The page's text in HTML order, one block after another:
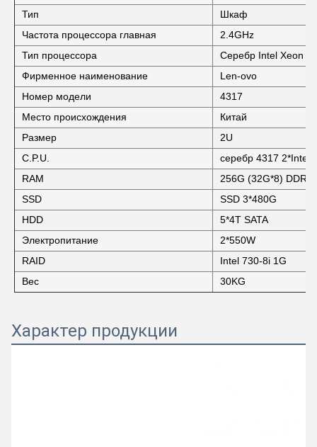
Тип
Шкаф
Частота процессора главная
2.4GHz
Тип процессора
Серебр Intel Xeon
Фирменное наименование
Len-ovo
Номер модели
4317
Место происхождения
Китай
Размер
2U
C.P.U.
серебр 4317 2*Intel
RAM
256G (32G*8) DDR4
SSD
SSD 3*480G
HDD
5*4T SATA
Электропитание
2*550W
RAID
Intel 730-8i 1G
Вес
30KG
Характер продукции